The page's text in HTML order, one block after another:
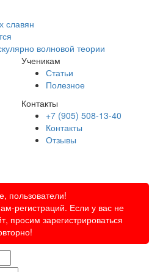
славян
волновой теории
Ученикам
Статьи
Полезное
Контакты
+7 (905) 508-13-40
Контакты
Отзывы
пользователи!
регистраций. Если у вас не
просим зарегистрироваться